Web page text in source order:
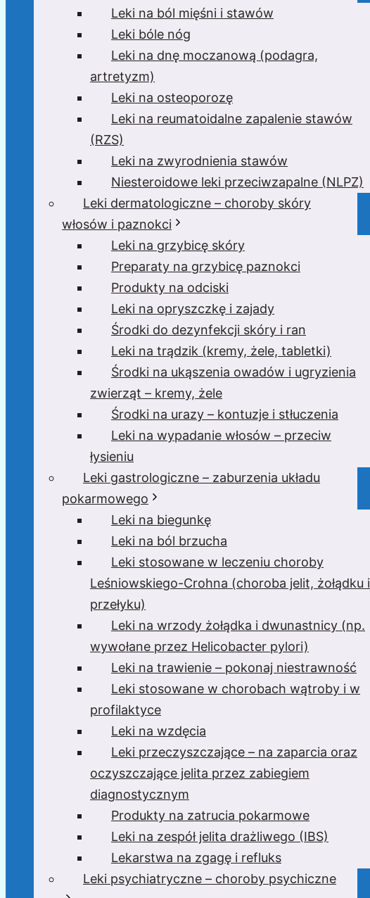
Leki na ból mięśni i stawów
Leki bóle nóg
Leki na dnę moczanową (podagra,
artretyzm)
Leki na osteoporozę
Leki na reumatoidalne zapalenie stawów
(RZS)
Leki na zwyrodnienia stawów
Niesteroidowe leki przeciwzapalne (NLPZ)
Leki dermatologiczne – choroby skóry
włosów i paznokci
Leki na grzybicę skóry
Preparaty na grzybicę paznokci
Produkty na odciski
Leki na opryszczkę i zajady
Środki do dezynfekcji skóry i ran
Leki na trądzik (kremy, żele, tabletki)
Środki na ukąszenia owadów i ugryzienia
zwierząt – kremy, żele
Środki na urazy – kontuzje i stłuczenia
Leki na wypadanie włosów – przeciw
łysieniu
Leki gastrologiczne – zaburzenia układu
pokarmowego
Leki na biegunkę
Leki na ból brzucha
Leki stosowane w leczeniu choroby
Leśniowskiego-Crohna (choroba jelit, żołądku i
przełyku)
Leki na wrzody żołądka i dwunastnicy (np.
wywołane przez Helicobacter pylori)
Leki na trawienie – pokonaj niestrawność
Leki stosowane w chorobach wątroby i w
profilaktyce
Leki na wzdęcia
Leki przeczyszczające – na zaparcia oraz
oczyszczające jelita przez zabiegiem
diagnostycznym
Produkty na zatrucia pokarmowe
Leki na zespół jelita drażliwego (IBS)
Lekarstwa na zgagę i refluks
Leki psychiatryczne – choroby psychiczne